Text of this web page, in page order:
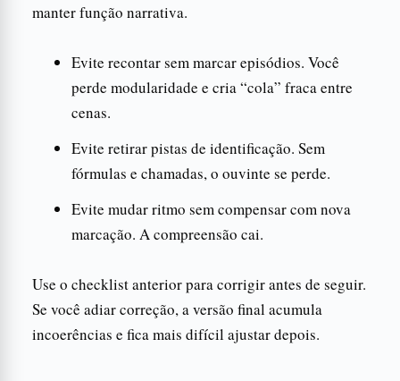
manter função narrativa.
Evite recontar sem marcar episódios. Você
perde modularidade e cria “cola” fraca entre
cenas.
Evite retirar pistas de identificação. Sem
fórmulas e chamadas, o ouvinte se perde.
Evite mudar ritmo sem compensar com nova
marcação. A compreensão cai.
Use o checklist anterior para corrigir antes de seguir.
Se você adiar correção, a versão final acumula
incoerências e fica mais difícil ajustar depois.